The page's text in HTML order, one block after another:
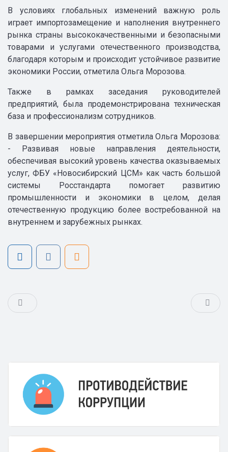
В условиях глобальных изменений важную роль
играет импортозамещение и наполнения внутреннего
рынка страны высококачественными и безопасными
товарами и услугами отечественного производства,
благодаря которым и происходит устойчивое развитие
экономики России, отметила Ольга Морозова.
Также в рамках заседания руководителей
предприятий, была продемонстрирована техническая
база и профессионализм сотрудников.
В завершении мероприятия отметила Ольга Морозова:
- Развивая новые направления деятельности,
обеспечивая высокий уровень качества оказываемых
услуг, ФБУ «Новосибирский ЦСМ» как часть большой
системы Росстандарта помогает развитию
промышленности и экономики в целом, делая
отечественную продукцию более востребованной на
внутреннем и зарубежных рынках.